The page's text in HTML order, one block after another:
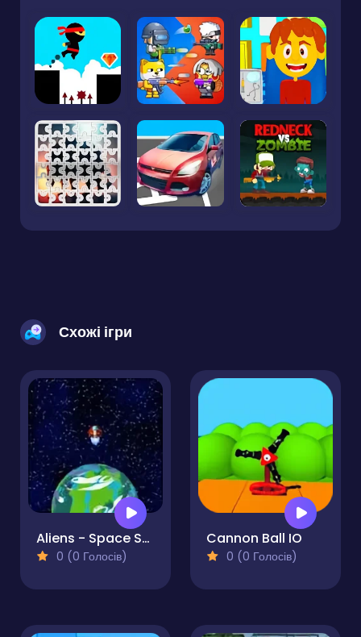
Схожі ігри
Aliens - Space Shooter Game
0 (0 Голосів)
Cannon Ball IO
0 (0 Голосів)